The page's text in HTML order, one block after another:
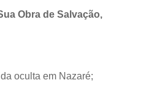
Obra de Salvação,
oculta em Nazaré;